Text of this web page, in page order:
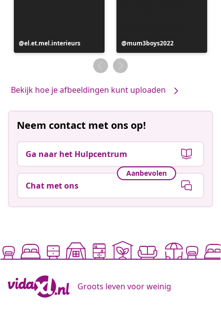
Bericht
gepubliceerd
el.et.mel.interieurs
Bericht
gepubliceerd
door
mum3boys2022
Bekijk hoe je afbeeldingen kunt uploaden
Neem contact met ons op!
Ga naar het Hulpcentrum
Aanbevolen
Chat met ons
Groots leven voor weinig